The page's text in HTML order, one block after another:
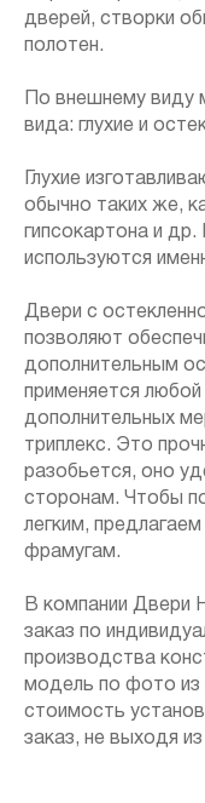
дверей, створки
полотен.
По внешнему виду
вида: глухие и
Глухие
обычно таких же,
гипсокартона и
используются
Двери с
позволяют
дополнительным
применяется
дополнительных
триплекс. Это
разобьется, оно
сторонам. Чтобы
легким,
фрамугам.
В компании Двери
заказ по
производства
модель по фото из
стоимость
заказ, не выходя